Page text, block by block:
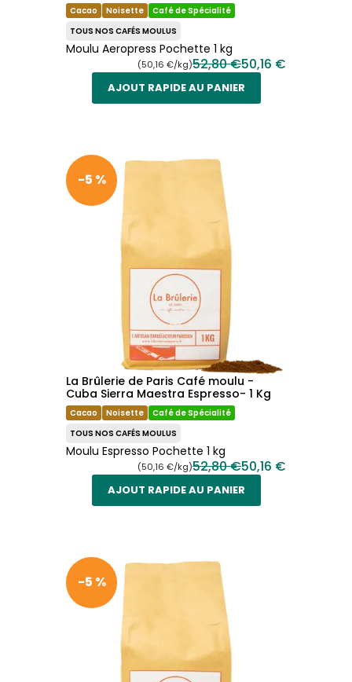
Cacao Noisette
Café de Spécialité
TOUS NOS CAFÉS MOULUS
Moulu Aeropress Pochette 1 kg
(50,16 €/kg)52,80 €50,16 €
AJOUT RAPIDE AU PANIER
-5 %
La Brûlerie de Paris Café moulu -
Cuba Sierra Maestra Espresso- 1 Kg
Cacao Noisette
Café de Spécialité
TOUS NOS CAFÉS MOULUS
Moulu Espresso Pochette 1 kg
(50,16 €/kg)52,80 €50,16 €
AJOUT RAPIDE AU PANIER
-5 %